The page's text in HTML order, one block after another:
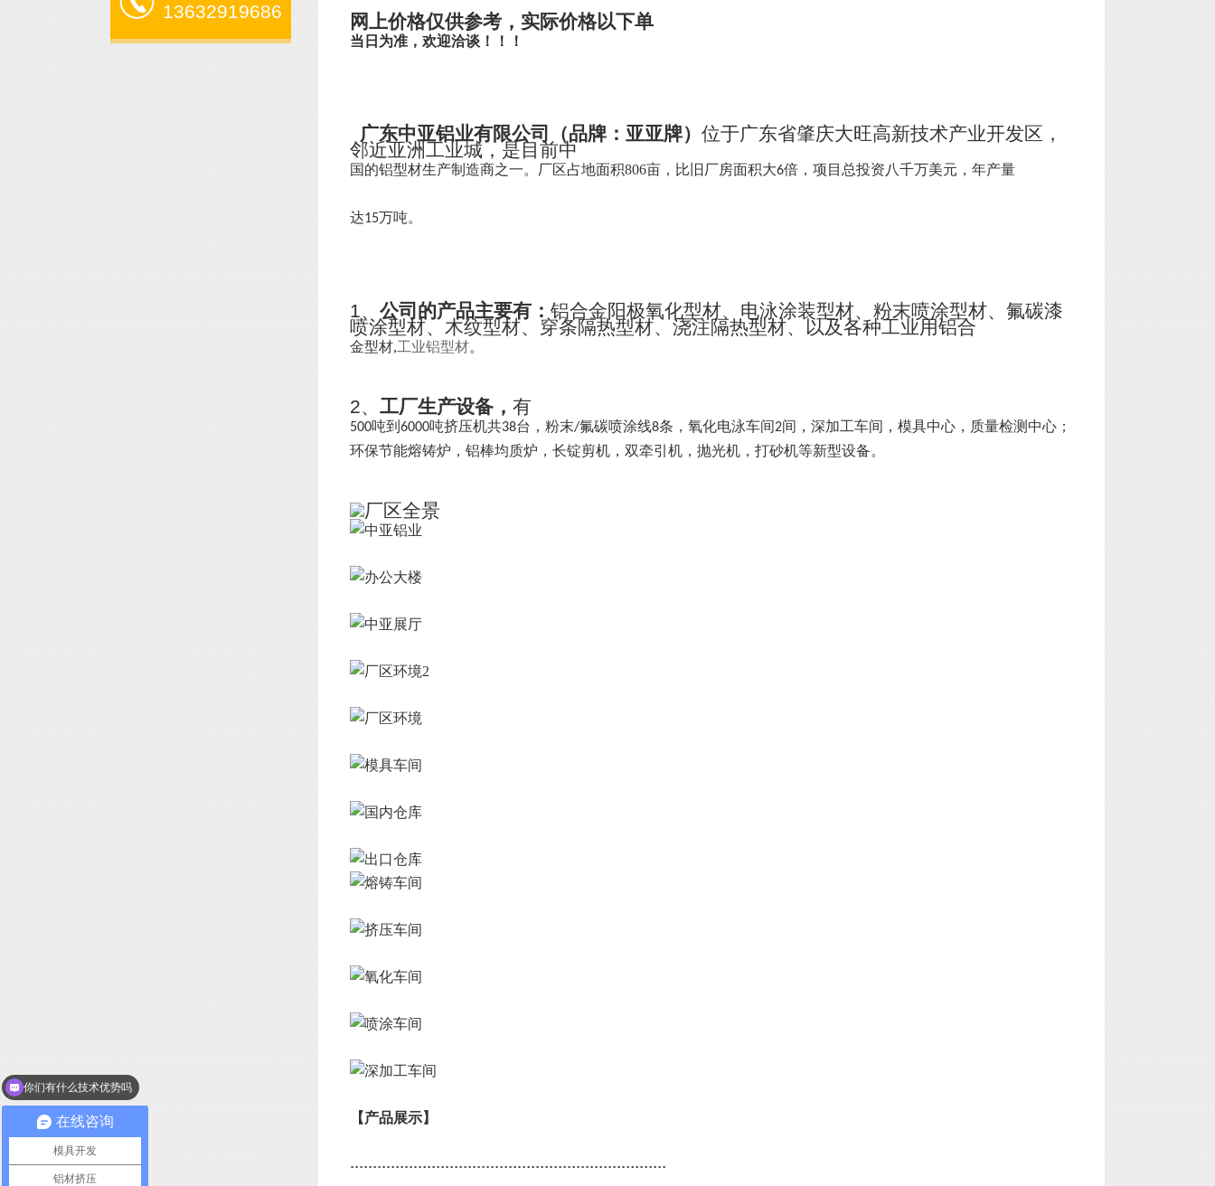
13632919686 网上价格仅供参考，实际价格以下单
当日为准，欢迎洽谈！！！
广东中亚铝业有限公司 （品牌：亚亚牌） 位于广东省肇庆大旺高新技术产业开发区，
邻近亚洲工业城，是目前中
国的铝型材生产制造商之一。 厂区占地面积806亩，比旧厂房面积大6倍，项目总投资八千万美元，年产量
达15万吨。
1、 公司的产品主要有： 铝合金阳极氧化型材、电泳涂装型材、粉末喷涂型材、氟碳漆
喷涂型材、木纹型材、穿条隔热型材、浇注隔热型材、以及各种工业用铝合
金型材,工业铝型材。
2、 工厂生产设备， 有
500吨到 6000吨挤压机共38台，粉末/氟碳喷涂线8条，氧化电泳车间2间，深加工车间，模具中心，质量检测中心；
环保节能熔铸炉，铝棒均质炉，长锭剪机，双牵引机，抛光机，打砂机等新型设备。
【产品展示】
......................................................................
在线咨询
模具开发
铝材挤压
我想了解下你们产品？